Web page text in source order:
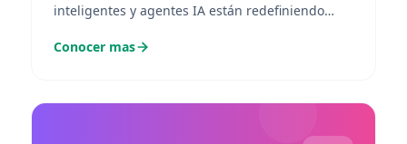
inteligentes y agentes IA están redefiniendo
pioneros y especialistas...
Conocer mas